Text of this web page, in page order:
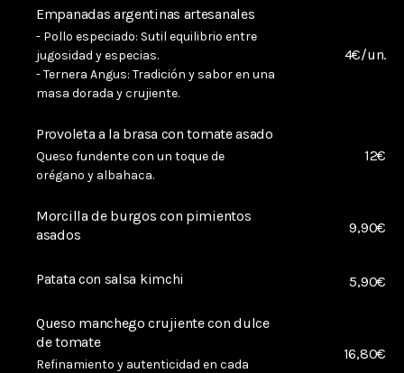
Empanadas argentinas artesanales
- Pollo especiado: Sutil equilibrio entre
jugosidad y especias.
- Ternera Angus: Tradición y sabor en una
masa dorada y crujiente.
4€/un.
Provoleta a la brasa con tomate asado
Queso fundente con un toque de
orégano y albahaca.
12€
Morcilla de burgos con pimientos
asados
9,90€
Patata con salsa kimchi 5,90€
Queso manchego crujiente con dulce
de tomate
Refinamiento y autenticidad en cada
16,80€